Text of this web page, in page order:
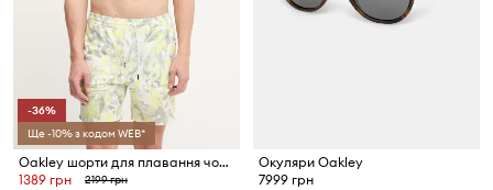
-36%
Ще -10% з кодом WEB*
Oakley шорти для плавання чоловічі CANARY PALMS
1389 грн
2199 грн
Окуляри Oakley
7999 грн